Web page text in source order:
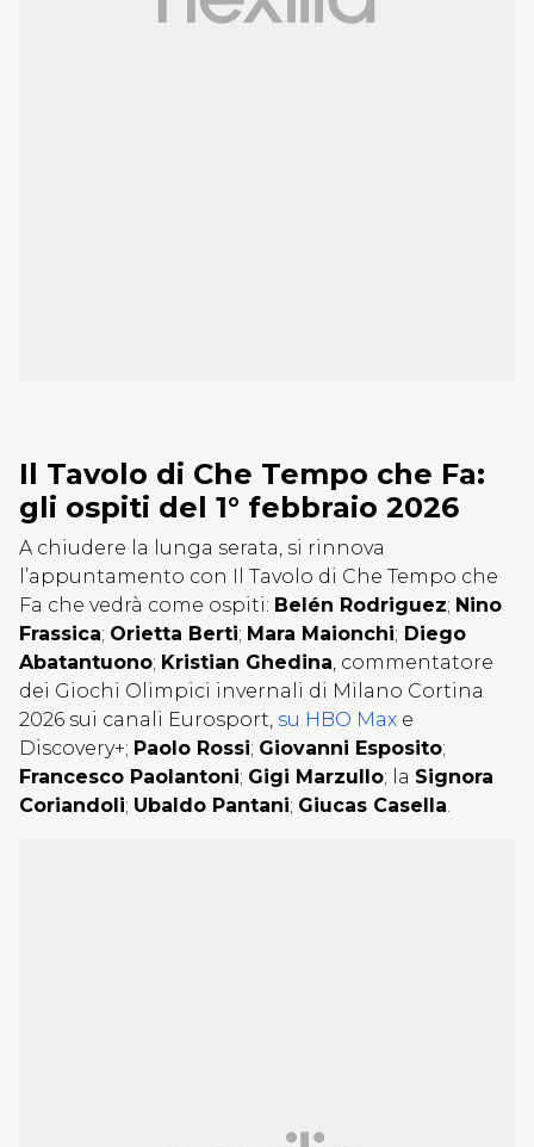
Il Tavolo di Che Tempo che Fa:
gli ospiti del 1° febbraio 2026
A chiudere la lunga serata, si rinnova
l’appuntamento con Il Tavolo di Che Tempo che
Fa che vedrà come ospiti: Belén Rodriguez; Nino
Frassica; Orietta Berti; Mara Maionchi; Diego
Abatantuono; Kristian Ghedina, commentatore
dei Giochi Olimpici invernali di Milano Cortina
2026 sui canali Eurosport, su HBO Max e
Discovery+; Paolo Rossi; Giovanni Esposito;
Francesco Paolantoni; Gigi Marzullo; la Signora
Coriandoli; Ubaldo Pantani; Giucas Casella.